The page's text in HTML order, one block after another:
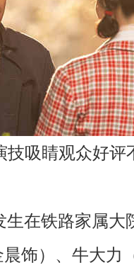
技吸睛观众好评
生在铁路家属
晨饰）、牛大力